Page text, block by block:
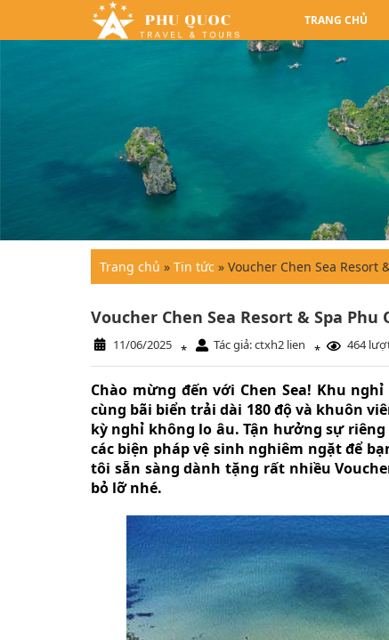
TRANG CHỦ
Trang chủ » Tin tức » Voucher Chen Sea Resort
Voucher Chen Sea Resort & Spa
11/06/2025 * Tác giả: ctxh2 lien * 464
Chào mừng đến với Chen Sea! Khu
cùng bãi biển trải dài 180 độ và khuôn
kỳ nghỉ không lo âu. Tận hưởng sự
các biện pháp vệ sinh nghiêm ngặt để
tôi sẵn sàng dành tặng rất nhiều
bỏ lỡ nhé.